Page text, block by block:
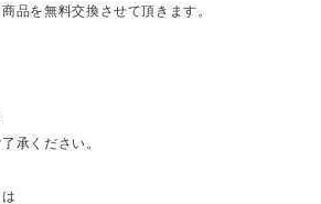
品を無料交換させて頂きます。
承ください。